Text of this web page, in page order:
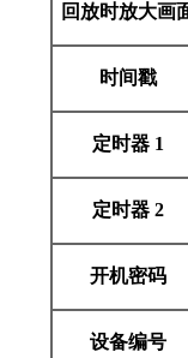
回放时放大画
时间戳
定时器 1
定时器 2
开机密码
设备编号